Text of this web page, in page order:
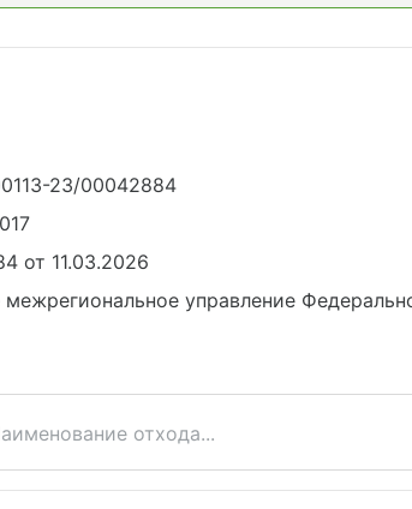
23/00042884
от 11.03.2026
управление
отхода...